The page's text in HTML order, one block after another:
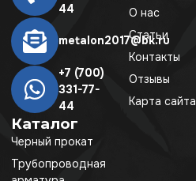
44
metalon2017@bk.ru
+7 (700)
331-77-
44
Каталог
Черный прокат
Трубопроводная
О нас
Статьи
Контакты
Отзывы
Карта сайта